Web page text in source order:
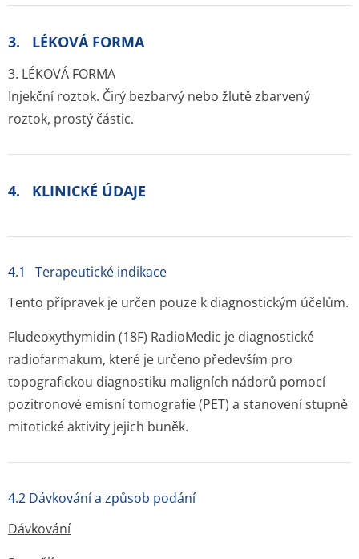
3. LÉKOVÁ FORMA
3. LÉKOVÁ FORMA
Injekční roztok. Čirý bezbarvý nebo žlutě zbarvený
roztok, prostý částic.
4. KLINICKÉ ÚDAJE
4.1 Terapeutické indikace
Tento přípravek je určen pouze k diagnostickým účelům.
Fludeoxythymidin (18F) RadioMedic je diagnostické
radiofarmakum, které je určeno především pro
topografickou diagnostiku maligních nádorů pomocí
pozitronové emisní tomografie (PET) a stanovení stupně
mitotické aktivity jejich buněk.
4.2 Dávkování a způsob podání
Dávkování